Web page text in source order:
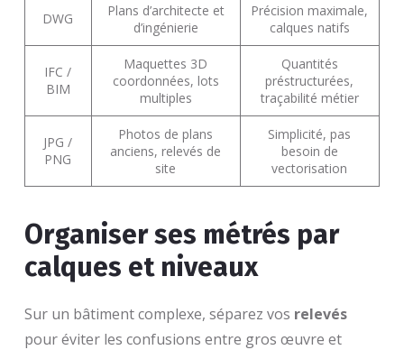
DWG
Plans d’architecte et
d’ingénierie
Précision maximale,
calques natifs
IFC /
BIM
Maquettes 3D
coordonnées, lots
multiples
Quantités
préstructurées,
traçabilité métier
JPG /
PNG
Photos de plans
anciens, relevés de
site
Simplicité, pas
besoin de
vectorisation
Organiser ses métrés par
calques et niveaux
Sur un bâtiment complexe, séparez vos relevés
pour éviter les confusions entre gros œuvre et